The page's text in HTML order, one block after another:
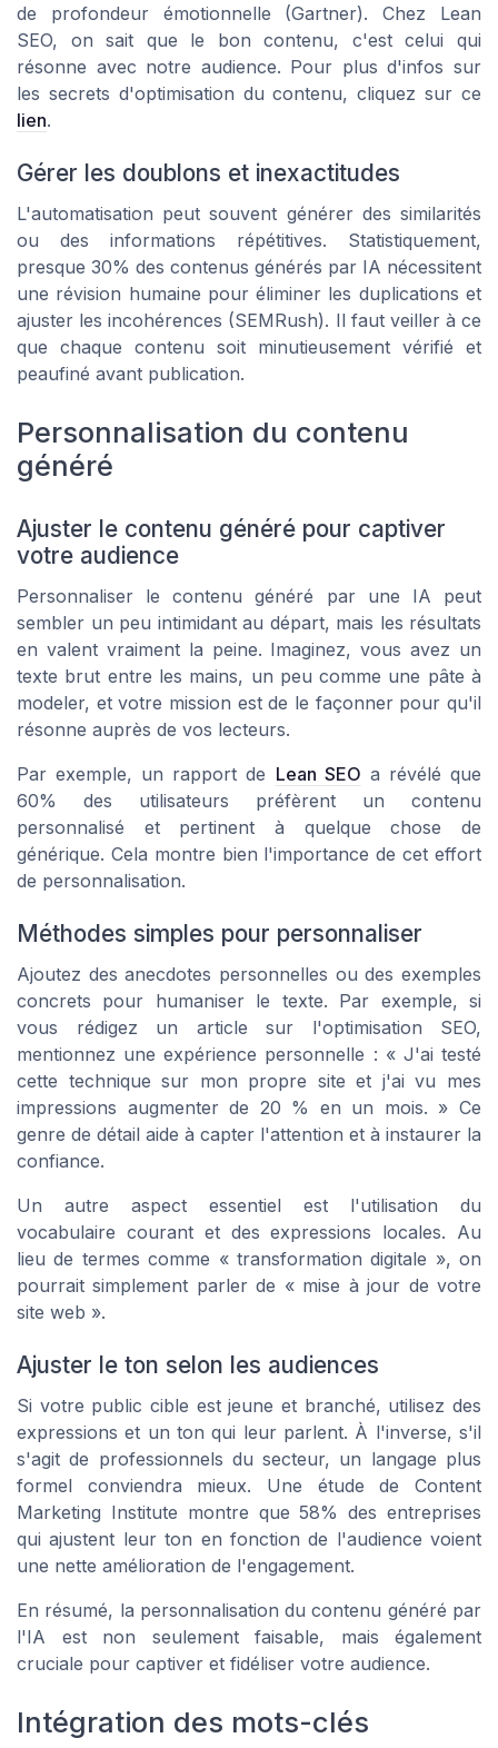
de profondeur émotionnelle (Gartner). Chez Lean
SEO, on sait que le bon contenu, c'est celui qui
résonne avec notre audience. Pour plus d'infos sur
les secrets d'optimisation du contenu, cliquez sur ce
lien.
Gérer les doublons et inexactitudes
L'automatisation peut souvent générer des similarités
ou des informations répétitives. Statistiquement,
presque 30% des contenus générés par IA nécessitent
une révision humaine pour éliminer les duplications et
ajuster les incohérences (SEMRush). Il faut veiller à ce
que chaque contenu soit minutieusement vérifié et
peaufiné avant publication.
Personnalisation du contenu
généré
Ajuster le contenu généré pour captiver
votre audience
Personnaliser le contenu généré par une IA peut
sembler un peu intimidant au départ, mais les résultats
en valent vraiment la peine. Imaginez, vous avez un
texte brut entre les mains, un peu comme une pâte à
modeler, et votre mission est de le façonner pour qu'il
résonne auprès de vos lecteurs.
Par exemple, un rapport de Lean SEO a révélé que
60% des utilisateurs préfèrent un contenu
personnalisé et pertinent à quelque chose de
générique. Cela montre bien l'importance de cet effort
de personnalisation.
Méthodes simples pour personnaliser
Ajoutez des anecdotes personnelles ou des exemples
concrets pour humaniser le texte. Par exemple, si
vous rédigez un article sur l'optimisation SEO,
mentionnez une expérience personnelle : « J'ai testé
cette technique sur mon propre site et j'ai vu mes
impressions augmenter de 20 % en un mois. » Ce
genre de détail aide à capter l'attention et à instaurer la
confiance.
Un autre aspect essentiel est l'utilisation du
vocabulaire courant et des expressions locales. Au
lieu de termes comme « transformation digitale », on
pourrait simplement parler de « mise à jour de votre
site web ».
Ajuster le ton selon les audiences
Si votre public cible est jeune et branché, utilisez des
expressions et un ton qui leur parlent. À l'inverse, s'il
s'agit de professionnels du secteur, un langage plus
formel conviendra mieux. Une étude de Content
Marketing Institute montre que 58% des entreprises
qui ajustent leur ton en fonction de l'audience voient
une nette amélioration de l'engagement.
En résumé, la personnalisation du contenu généré par
l'IA est non seulement faisable, mais également
cruciale pour captiver et fidéliser votre audience.
Intégration des mots-clés